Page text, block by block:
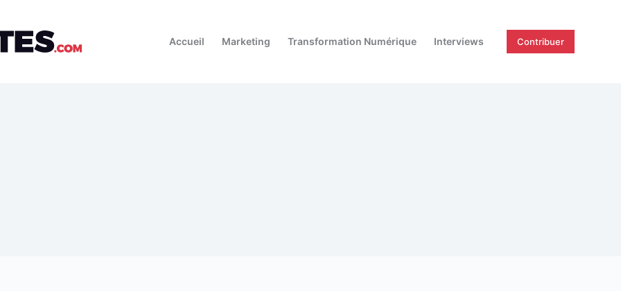
Accueil Marketing Transformation Numérique Interviews Contribuer